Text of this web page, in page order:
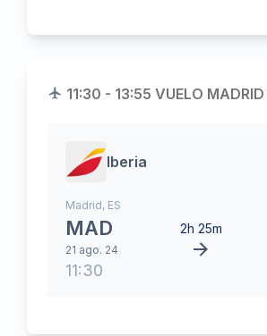
11:30 - 13:55 VUELO
Iberia
Madrid, ES
MAD
21 ago. 24
11:30
2h 25m